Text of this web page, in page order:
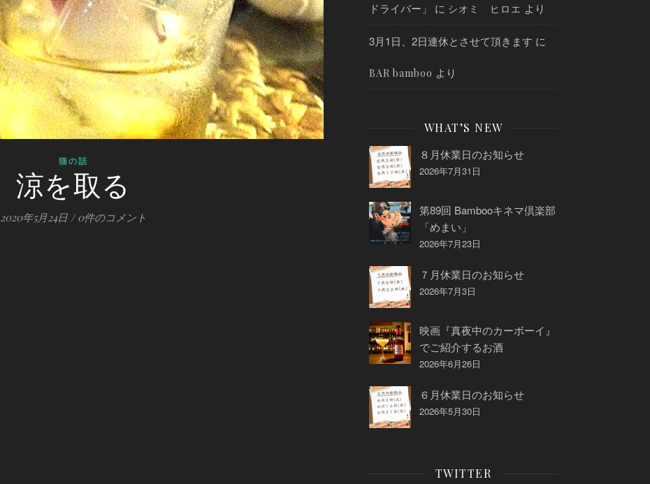
猫の話
涼を取る
2020年5月24日 / 0件のコメント
ドライバー」 に シオミ ヒロエ より
3月1日、2日連休とさせて頂きます に
BAR bamboo より
WHAT’S NEW
８月休業日のお知らせ
2026年7月31日
第89回 Bambooキネマ倶楽部
「めまい」
2026年7月23日
７月休業日のお知らせ
2026年7月3日
映画『真夜中のカーボーイ』
でご紹介するお酒
2026年6月26日
６月休業日のお知らせ
2026年5月30日
TWITTER